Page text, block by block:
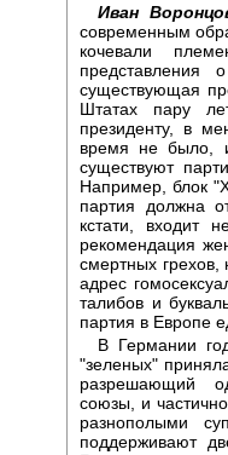
Иван
современным
кочевали
представления
существующая
Штатах пару
президенту, в
время не было,
существуют
Например, блок
партия должна
кстати, входит
рекомендация
смертных
адрес
талибов и
партия в Европе
В Германии
"зеленых"
разрешающий
союзы, и
разнополыми
поддерживают